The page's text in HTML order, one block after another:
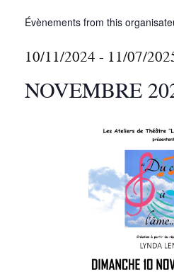
Évènements from this
10/11/2024 - 11/07/
é
NOVEMBRE